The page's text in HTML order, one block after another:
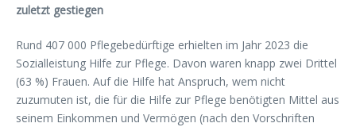
zuletzt gestiegen
Rund 407 000 Pflegebedürftige erhielten im Jahr 2023 die
Sozialleistung Hilfe zur Pflege. Davon waren knapp zwei Drittel
(63 %) Frauen. Auf die Hilfe hat Anspruch, wem nicht
zuzumuten ist, die für die Hilfe zur Pflege benötigten Mittel aus
seinem Einkommen und Vermögen (nach den Vorschriften